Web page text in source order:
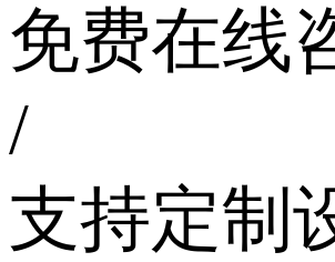
免费在线
/
支持定制